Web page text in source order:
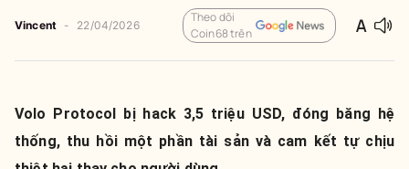
Vincent - 22/04/2026
Theo dõi
Coin68 trên
Volo Protocol bị hack 3,5 triệu USD, đóng băng hệ
thống, thu hồi một phần tài sản và cam kết tự chịu